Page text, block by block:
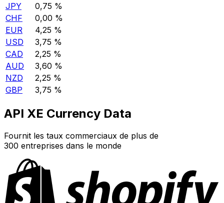
JPY
0,75 %
CHF
0,00 %
EUR
4,25 %
USD
3,75 %
CAD
2,25 %
AUD
3,60 %
NZD
2,25 %
GBP
3,75 %
API XE Currency Data
Fournit les taux commerciaux de plus de
300 entreprises dans le monde